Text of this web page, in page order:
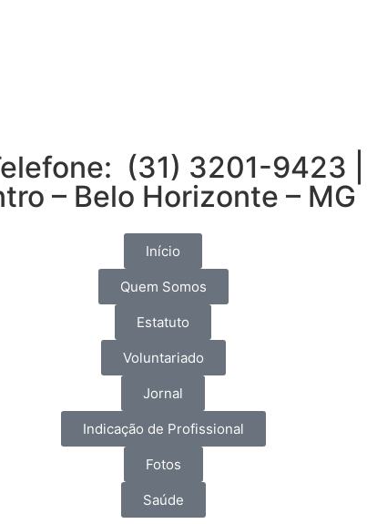
(31) 3201-9423
– Belo Horizonte – MG
Início
Quem Somos
Estatuto
Voluntariado
Jornal
Indicação de Profissional
Fotos
Saúde